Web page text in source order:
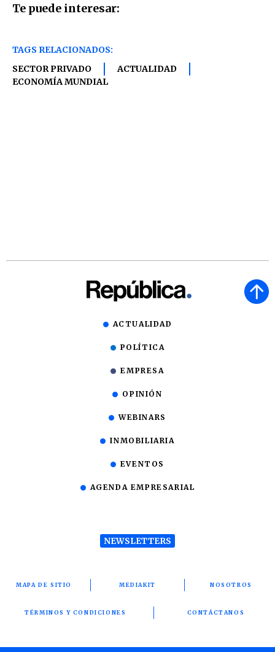
Te puede interesar:
TAGS RELACIONADOS:
SECTOR PRIVADO
ACTUALIDAD
ECONOMÍA MUNDIAL
ACTUALIDAD
POLÍTICA
EMPRESA
OPINIÓN
WEBINARS
INMOBILIARIA
EVENTOS
AGENDA EMPRESARIAL
NEWSLETTERS
MAPA DE SITIO MEDIAKIT NOSOTROS
TÉRMINOS Y CONDICIONES CONTÁCTANOS